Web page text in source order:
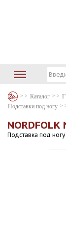
Каталог
Подставки под ногу
NORDFOLK
Подставка под ногу